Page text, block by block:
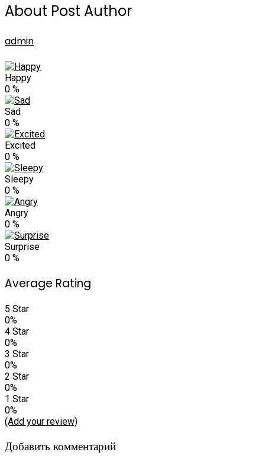
About Post Author
admin
Happy
0 %
Sad
0 %
Excited
0 %
Sleepy
0 %
Angry
0 %
Surprise
0 %
Average Rating
5 Star
0%
4 Star
0%
3 Star
0%
2 Star
0%
1 Star
0%
(Add your review)
Добавить комментарий